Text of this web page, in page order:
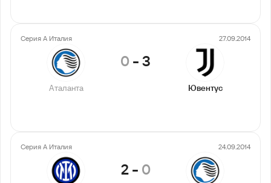
Серия А Италия 27.09.2014
Аталанта
0-3
Ювентус
Серия А Италия 24.09.2014
2 - 0